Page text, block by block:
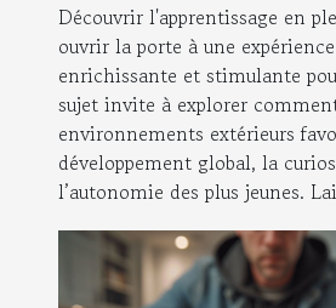
Découvrir l'apprentissage en
ouvrir la porte à une
enrichissante et stimulante
sujet invite à explorer
environnements extérieurs
développement global, la
l’autonomie des plus jeunes.